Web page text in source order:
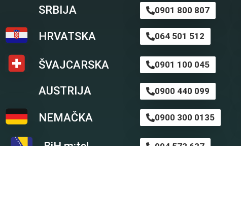
SRBIJA 0901 800 807
HRVATSKA 064 501 512
ŠVAJCARSKA 0901 100 045
AUSTRIJA 0900 440 099
NEMAČKA 0900 300 0135
BiH m:tel 094 573 637